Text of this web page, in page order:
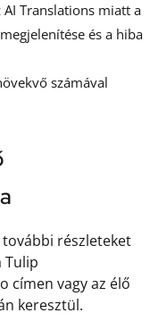
Translations miatt a
és a hiba
számával
további részleteket
Tulip
címen vagy az élő
keresztül.